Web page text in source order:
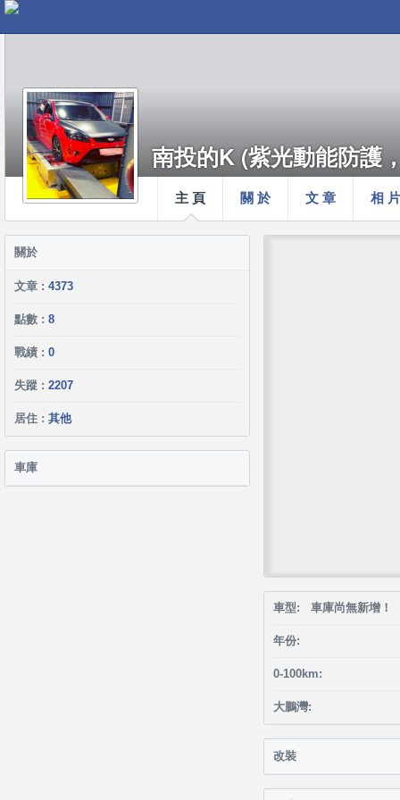
主 頁 關 於 文 章 相 片
南投的K (紫光動能防護
關於
文章 : 4373
點數 : 8
戰績 : 0
失蹤 : 2207
居住 : 其他
車庫
車型: 車庫尚無新增！
年份:
0-100km:
大鵬灣:
改裝